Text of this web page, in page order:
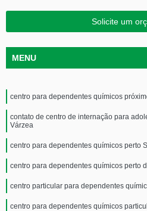
Solicite um
MENU
centro para dependentes químicos
contato de centro de internação para
Várzea
centro para dependentes químicos perto
centro para dependentes químicos perto
centro particular para dependentes
centro para dependentes químicos